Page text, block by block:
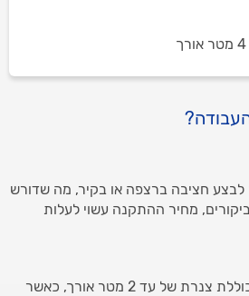
חציבה ברצפה או בקיר, מה שדורש
מחיר ההתקנה עשוי לעלות
התקנת נקודת גז חדשה כוללת צנרת של עד 2 מטר אורך, כאשר